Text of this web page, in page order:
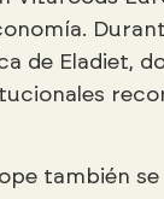
de Eladiet,
también